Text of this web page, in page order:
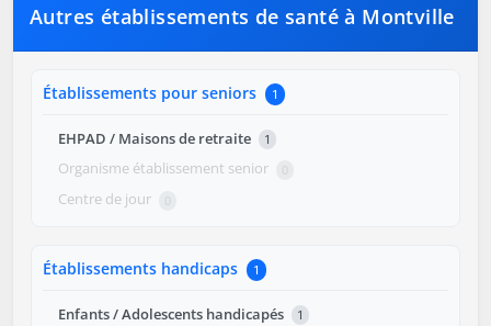
Autres établissements de santé à Montville
Établissements pour seniors 1
EHPAD / Maisons de retraite 1
Organisme établissement senior 0
Centre de jour 0
Établissements handicaps 1
Enfants / Adolescents handicapés 1